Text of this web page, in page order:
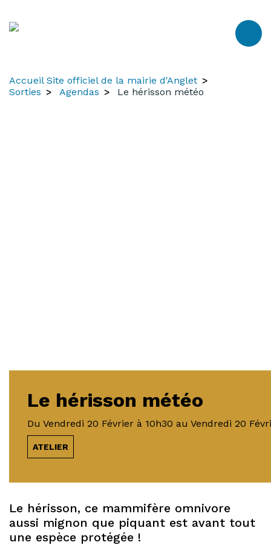
Accueil Site officiel de la mairie d'Anglet
Sorties
Agendas Le hérisson météo
Le hérisson météo
Du Vendredi 20 Février à 10h30 au Vendredi 20
ATELIER
Le hérisson, ce mammifère omnivore
aussi mignon que piquant est avant tout
une espèce protégée !